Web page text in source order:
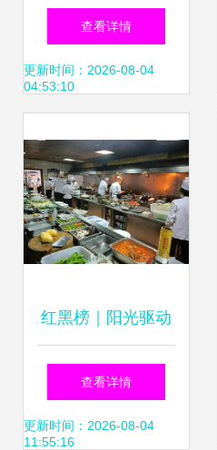
营许可证管理 筑牢
食品安全防线
查看详情
更新时间：2026-08-04
04:53:10
红黑榜｜阳光驱动
的餐饮净化之行
——当违规经营无
查看详情
更新时间：2026-08-04
11:55:16